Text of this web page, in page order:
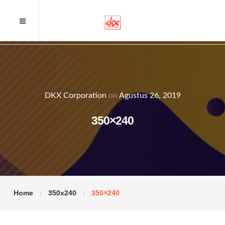
DKX Corporation on Agustus 26, 2019
350×240
Home 350x240 350×240